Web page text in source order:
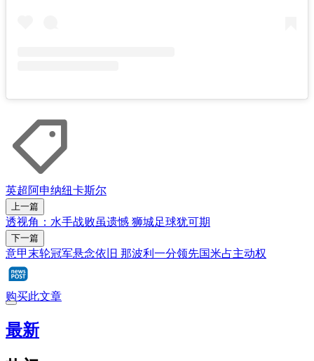
英超 阿申纳纽卡斯尔
上一篇
透视角：水手战败虽遗憾 狮城足球犹可期
下一篇
意甲末轮冠军悬念依旧 那波利一分领先国米占主动权
购买此文章
最新